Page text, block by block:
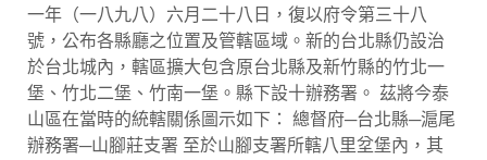
一年（一八九八）六月二十八日，復以府令第三十八
號，公布各縣廳之位置及管轄區域。新的台北縣仍設治
於台北城內，轄區擴大包含原台北縣及新竹縣的竹北一
堡、竹北二堡、竹南一堡。縣下設十辦務署。 茲將今泰
山區在當時的統轄關係圖示如下： 總督府─台北縣─滬尾
辦務署─山腳莊支署 至於山腳支署所轄八里坌堡內，其